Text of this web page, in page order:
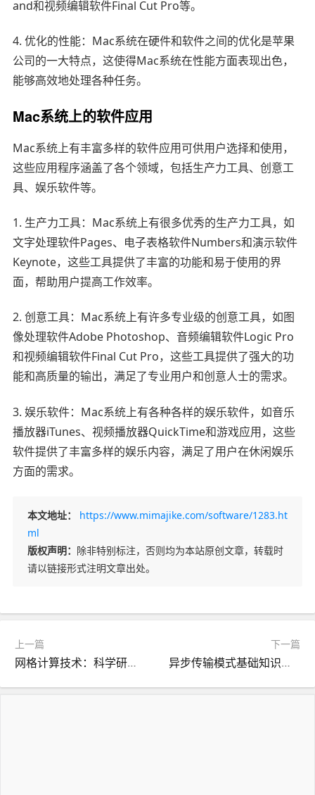
and和视频编辑软件Final Cut Pro等。
4. 优化的性能：Mac系统在硬件和软件之间的优化是苹果
公司的一大特点，这使得Mac系统在性能方面表现出色，
能够高效地处理各种任务。
Mac系统上的软件应用
Mac系统上有丰富多样的软件应用可供用户选择和使用，
这些应用程序涵盖了各个领域，包括生产力工具、创意工
具、娱乐软件等。
1. 生产力工具：Mac系统上有很多优秀的生产力工具，如
文字处理软件Pages、电子表格软件Numbers和演示软件
Keynote，这些工具提供了丰富的功能和易于使用的界
面，帮助用户提高工作效率。
2. 创意工具：Mac系统上有许多专业级的创意工具，如图
像处理软件Adobe Photoshop、音频编辑软件Logic Pro
和视频编辑软件Final Cut Pro，这些工具提供了强大的功
能和高质量的输出，满足了专业用户和创意人士的需求。
3. 娱乐软件：Mac系统上有各种各样的娱乐软件，如音乐
播放器iTunes、视频播放器QuickTime和游戏应用，这些
软件提供了丰富多样的娱乐内容，满足了用户在休闲娱乐
方面的需求。
本文地址：
https://www.mimajike.com/software/1283.ht
ml
版权声明： 除非特别标注，否则均为本站原创文章，转载时
请以链接形式注明文章出处。
上一篇
网格计算技术：科学研究中的新兴计算模式
下一篇
异步传输模式基础知识：网络通信中的关键技术